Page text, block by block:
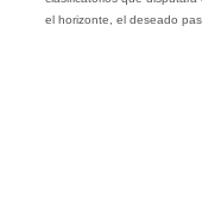
el horizonte, el deseado